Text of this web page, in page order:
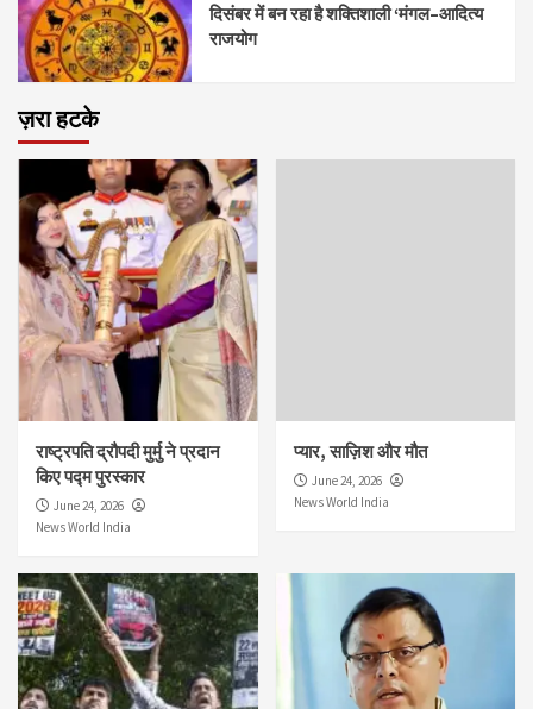
दिसंबर में बन रहा है शक्तिशाली ‘मंगल–आदित्य
राजयोग
ज़रा हटके
राष्ट्रपति द्रौपदी मुर्मु ने प्रदान
किए पद्म पुरस्कार
June 24, 2026
News World India
प्यार, साज़िश और मौत
June 24, 2026
News World India